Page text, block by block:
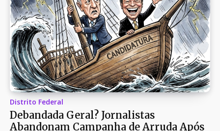
Distrito Federal
Debandada Geral? Jornalistas
Abandonam Campanha de Arruda Após